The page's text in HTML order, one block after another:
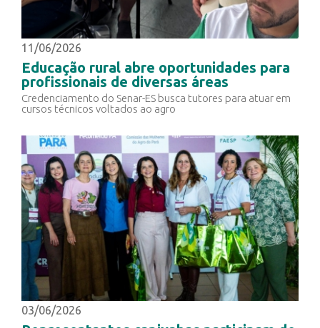
11/06/2026
Educação rural abre oportunidades para
profissionais de diversas áreas
Credenciamento do Senar-ES busca tutores para atuar em
cursos técnicos voltados ao agro
03/06/2026